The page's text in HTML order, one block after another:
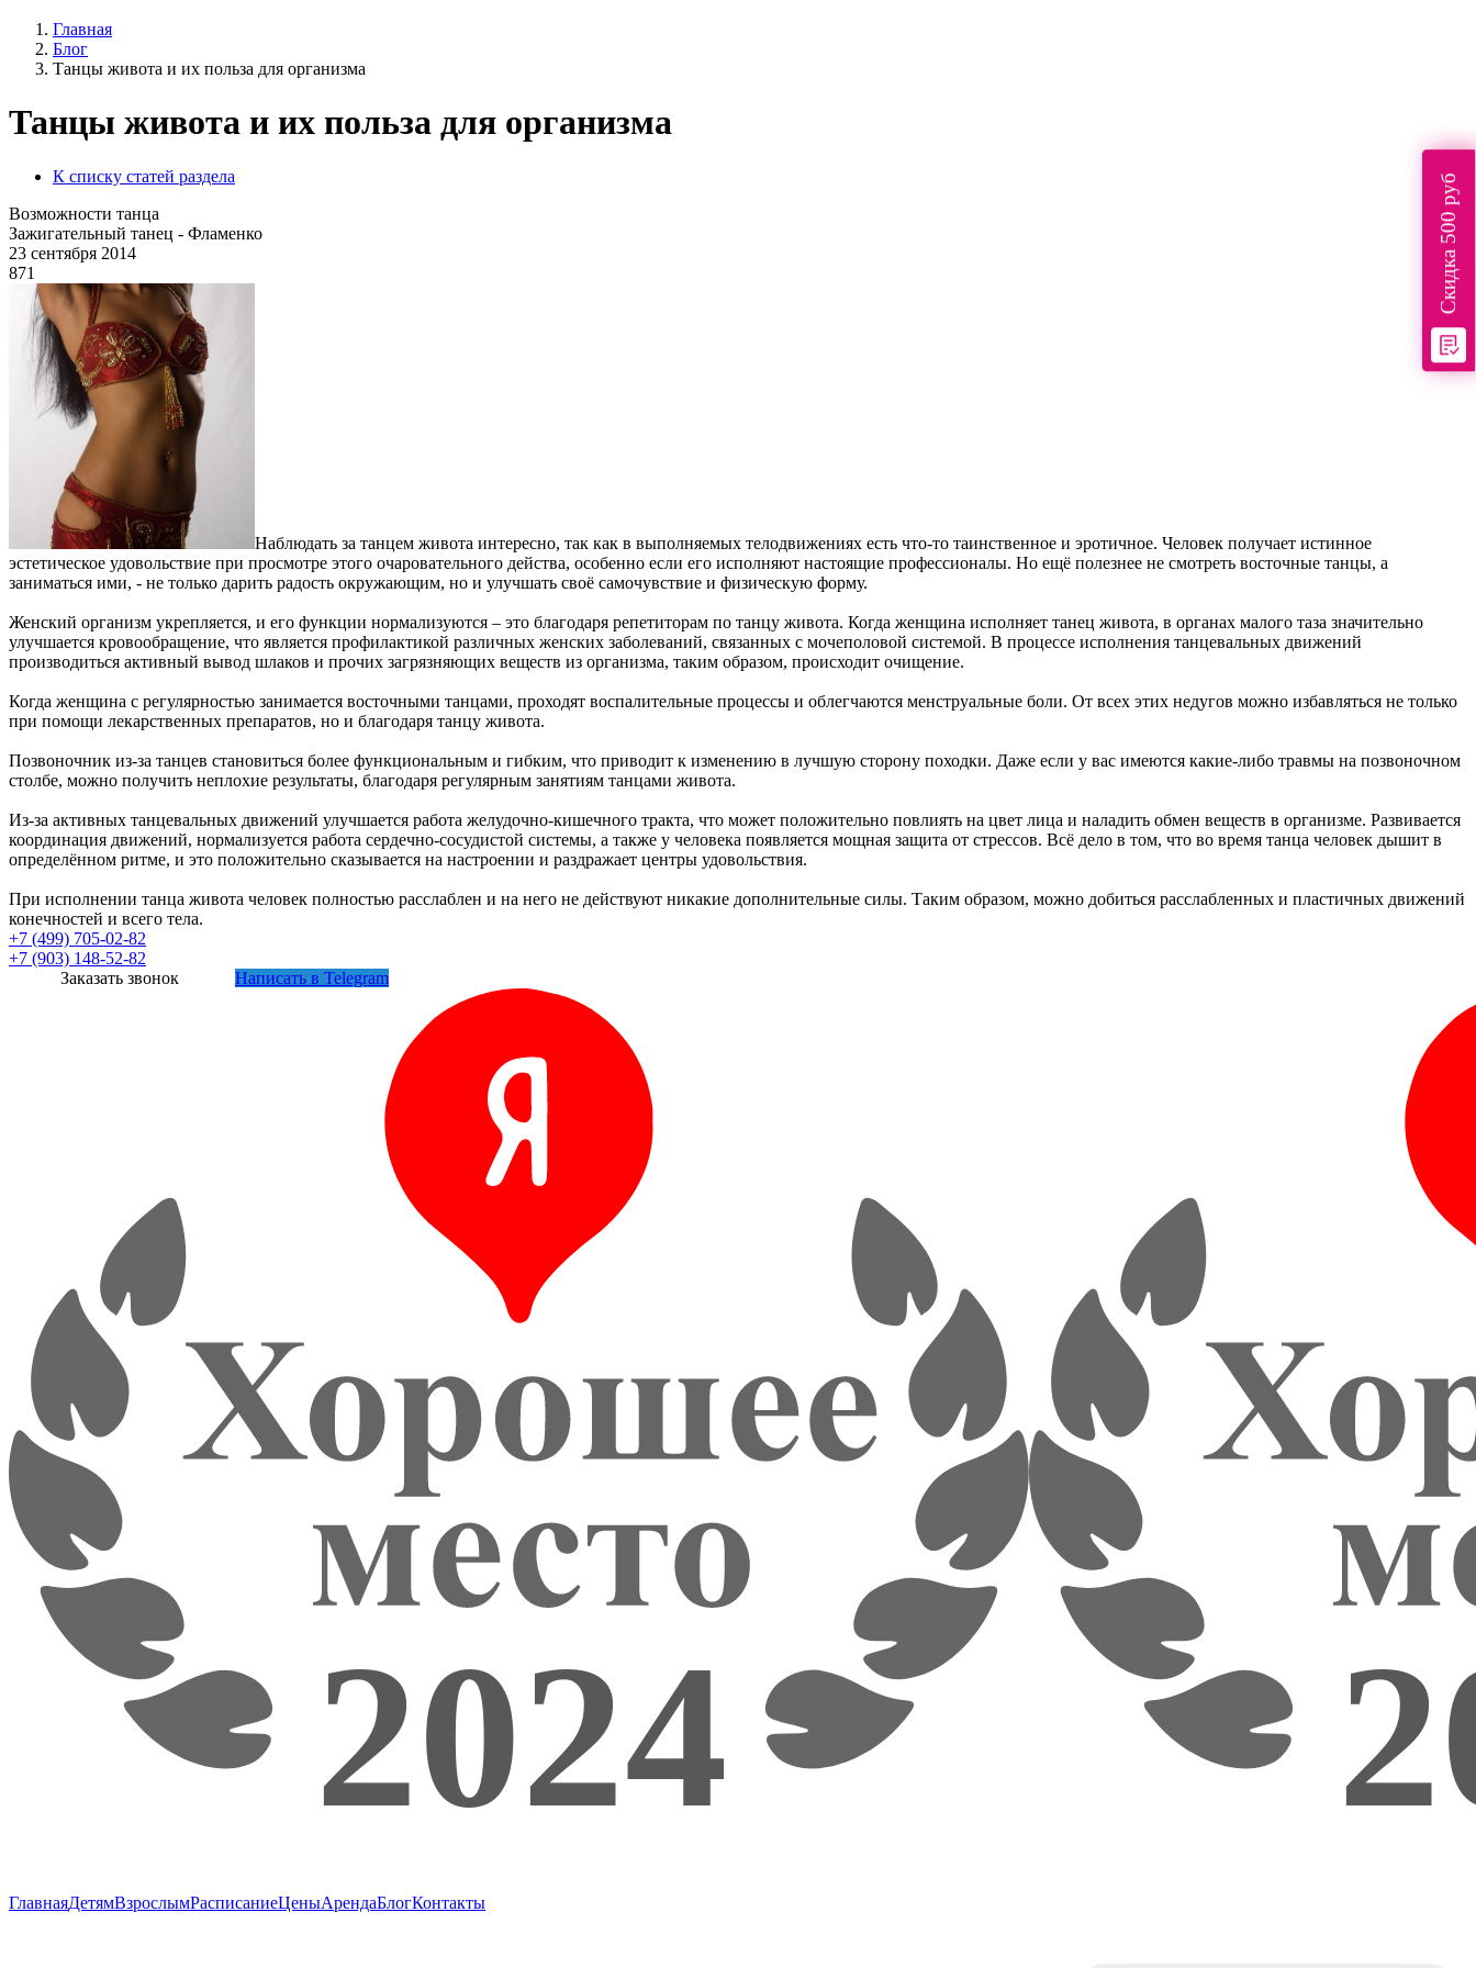
Главная
Блог
Танцы живота и их польза для организма
Танцы живота и их польза для организма
К списку статей раздела
Возможности танца
Зажигательный танец - Фламенко
23 сентября 2014
871
Наблюдать за танцем живота интересно, так как в выполняемых телодвижениях есть что-то таинственное и эротичное. Человек получает истинное
эстетическое удовольствие при просмотре этого очаровательного действа, особенно если его исполняют настоящие профессионалы. Но ещё полезнее не смотреть восточные танцы, а
заниматься ими, - не только дарить радость окружающим, но и улучшать своё самочувствие и физическую форму.
Женский организм укрепляется, и его функции нормализуются – это благодаря репетиторам по танцу живота. Когда женщина исполняет танец живота, в органах малого таза значительно
улучшается кровообращение, что является профилактикой различных женских заболеваний, связанных с мочеполовой системой. В процессе исполнения танцевальных движений
производиться активный вывод шлаков и прочих загрязняющих веществ из организма, таким образом, происходит очищение.
Когда женщина с регулярностью занимается восточными танцами, проходят воспалительные процессы и облегчаются менструальные боли. От всех этих недугов можно избавляться не только
при помощи лекарственных препаратов, но и благодаря танцу живота.
Позвоночник из-за танцев становиться более функциональным и гибким, что приводит к изменению в лучшую сторону походки. Даже если у вас имеются какие-либо травмы на позвоночном
столбе, можно получить неплохие результаты, благодаря регулярным занятиям танцами живота.
Из-за активных танцевальных движений улучшается работа желудочно-кишечного тракта, что может положительно повлиять на цвет лица и наладить обмен веществ в организме. Развивается
координация движений, нормализуется работа сердечно-сосудистой системы, а также у человека появляется мощная защита от стрессов. Всё дело в том, что во время танца человек дышит в
определённом ритме, и это положительно сказывается на настроении и раздражает центры удовольствия.
При исполнении танца живота человек полностью расслаблен и на него не действуют никакие дополнительные силы. Таким образом, можно добиться расслабленных и пластичных движений
конечностей и всего тела.
+7 (499) 705-02-82
+7 (903) 148-52-82
Заказать звонок
Написать в Telegram
ГлавнаяДетямВзрослымРасписаниеЦеныАрендаБлогКонтакты
Скидка 500 руб